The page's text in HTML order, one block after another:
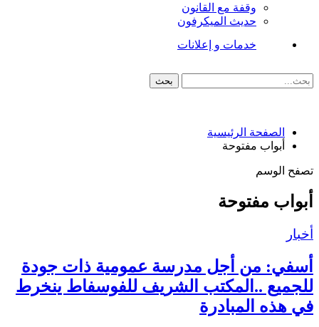
وقفة مع القانون
حديث الميكرفون
خدمات و إعلانات
الصفحة الرئيسية
أبواب مفتوحة
تصفح الوسم
أبواب مفتوحة
أخبار
أسفي: من أجل مدرسة عمومية ذات جودة
للجميع ..المكتب الشريف للفوسفاط ينخرط
في هذه المبادرة